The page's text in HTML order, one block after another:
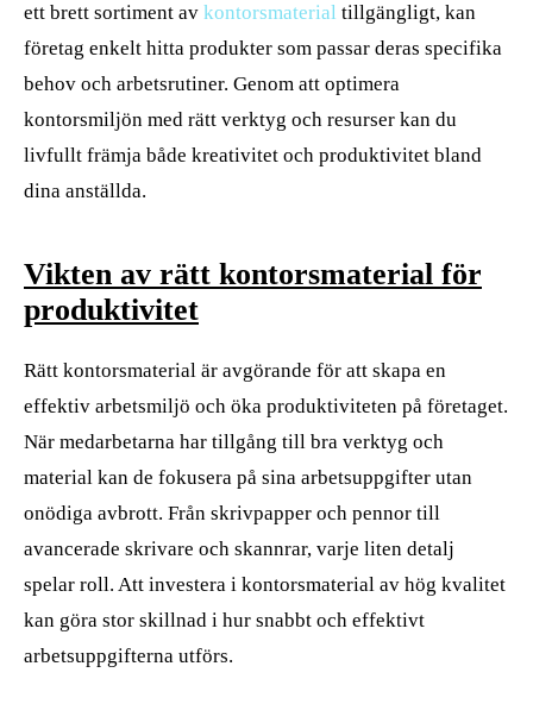
ett brett sortiment av kontorsmaterial tillgängligt, kan
företag enkelt hitta produkter som passar deras specifika
behov och arbetsrutiner. Genom att optimera
kontorsmiljön med rätt verktyg och resurser kan du
livfullt främja både kreativitet och produktivitet bland
dina anställda.
Vikten av rätt kontorsmaterial för
produktivitet
Rätt kontorsmaterial är avgörande för att skapa en
effektiv arbetsmiljö och öka produktiviteten på företaget.
När medarbetarna har tillgång till bra verktyg och
material kan de fokusera på sina arbetsuppgifter utan
onödiga avbrott. Från skrivpapper och pennor till
avancerade skrivare och skannrar, varje liten detalj
spelar roll. Att investera i kontorsmaterial av hög kvalitet
kan göra stor skillnad i hur snabbt och effektivt
arbetsuppgifterna utförs.